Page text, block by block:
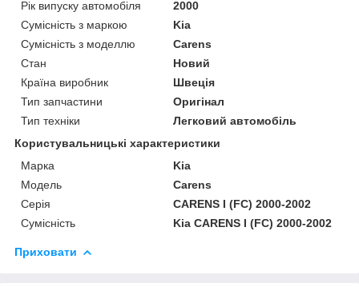
Рік випуску автомобіля
2000
Сумісність з маркою
Kia
Сумісність з моделлю
Carens
Стан
Новий
Країна виробник
Швеція
Тип запчастини
Оригінал
Тип техніки
Легковий автомобіль
Користувальницькі характеристики
Марка
Kia
Мoдель
Carens
Серія
CARENS I (FC) 2000-2002
Сумісність
Kia CARENS I (FC) 2000-2002
Приховати